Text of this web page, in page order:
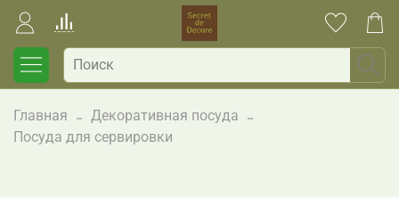
Главная
Декоративная посуда
Посуда для сервировки